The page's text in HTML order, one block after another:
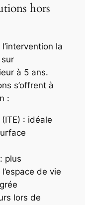
hors
la
à 5 ans.
s’offrent à
:
(ITE) : idéale
plus
de vie
lors de